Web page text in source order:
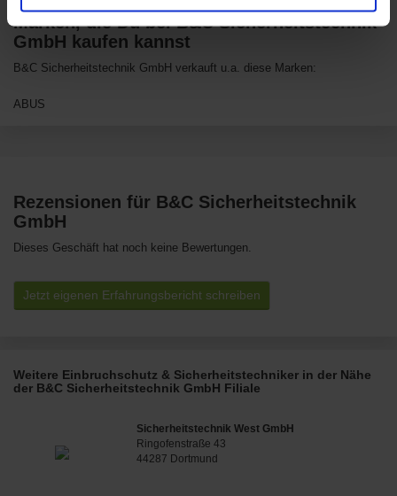
Marken, die Du bei B&C Sicherheitstechnik
GmbH kaufen kannst
B&C Sicherheitstechnik GmbH verkauft u.a. diese Marken:
ABUS
Rezensionen für B&C Sicherheitstechnik
GmbH
Dieses Geschäft hat noch keine Bewertungen.
Jetzt eigenen Erfahrungsbericht schreiben
Weitere Einbruchschutz & Sicherheitstechniker in der Nähe
der B&C Sicherheitstechnik GmbH Filiale
Sicherheitstechnik West GmbH
Ringofenstraße 43
44287 Dortmund